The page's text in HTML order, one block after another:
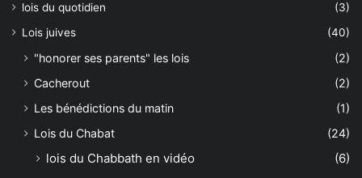
lois du quotidien
(3)
Lois juives
(40)
"honorer ses parents" les lois
(2)
Cacherout
(2)
Les bénédictions du matin
(1)
Lois du Chabat
(24)
lois du Chabbath en vidéo (6)